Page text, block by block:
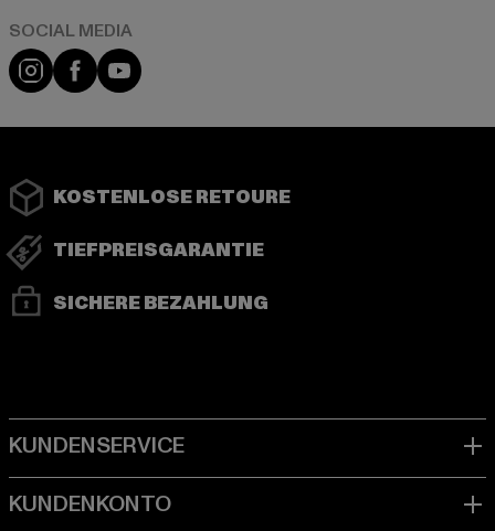
Instagram
FacebookYouTube
KOSTENLOSE RETOURE
TIEFPREISGARANTIE
SICHERE BEZAHLUNG